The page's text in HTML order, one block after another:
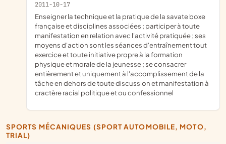
2011-10-17
enseigner la technique et la pratique de la savate boxe
française et disciplines associées ; participer à toute
manifestation en relation avec l'activité pratiquée ; ses
moyens d'action sont les séances d'entraînement tout
exercice et toute initiative propre à la formation
physique et morale de la jeunesse ; se consacrer
entièrement et uniquement à l'accomplissement de la
tâche en dehors de toute discussion et manifestation à
cractère racial politique et ou confessionnel
SPORTS MÉCANIQUES (SPORT AUTOMOBILE, MOTO,
TRIAL)